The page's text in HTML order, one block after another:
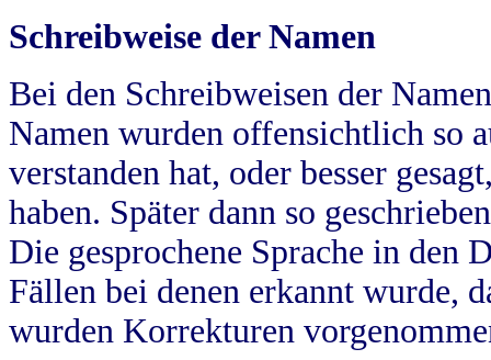
Schreibweise der Namen
Bei den Schreibweisen der
Namen wurden offensichtlich so
verstanden hat, oder besser
haben. Später dann so
Die gesprochene Sprache in
Fällen bei denen erkannt wurde,
wurden Korrekturen